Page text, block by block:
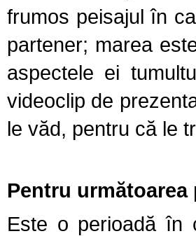
frumos peisajul în
partener; marea
aspectele ei
videoclip de
le văd, pentru că le
Pentru
Este o perioadă în